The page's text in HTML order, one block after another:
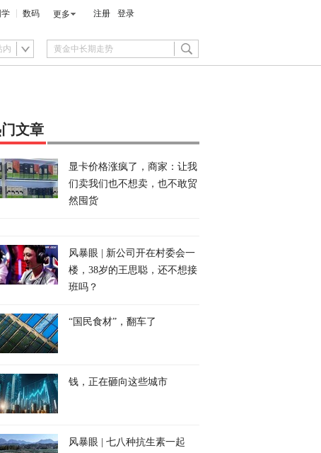
学 数码 更多 注册 登录
内
文章
显卡价格涨疯了，商家：让我
们卖我们也不想卖，也不敢贸
然囤货
风暴眼 | 新公司开在村委会一
楼，38岁的王思聪，还不想接
班吗？
“国民食材”，翻车了
钱，正在砸向这些城市
风暴眼 | 七八种抗生素一起